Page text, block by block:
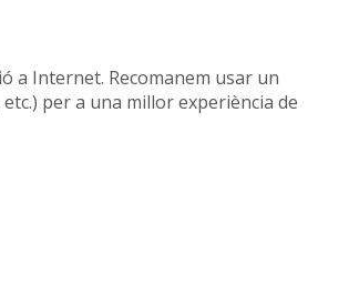
a Internet. Recomanem usar un
per a una millor experiència de